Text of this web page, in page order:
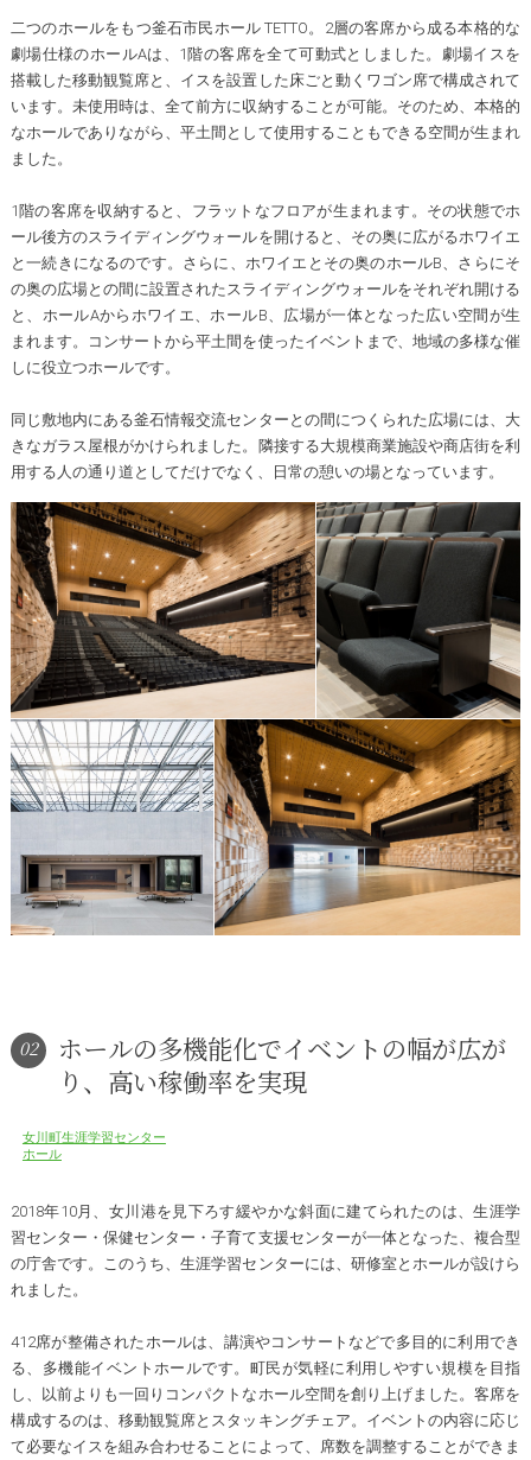
二つのホールをもつ釜石市民ホール TETTO。2層の客席から成る本格的な
劇場仕様のホールAは、1階の客席を全て可動式としました。劇場イスを
搭載した移動観覧席と、イスを設置した床ごと動くワゴン席で構成されて
います。未使用時は、全て前方に収納することが可能。そのため、本格的
なホールでありながら、平土間として使用することもできる空間が生まれ
ました。
1階の客席を収納すると、フラットなフロアが生まれます。その状態でホ
ール後方のスライディングウォールを開けると、その奥に広がるホワイエ
と一続きになるのです。さらに、ホワイエとその奥のホールB、さらにそ
の奥の広場との間に設置されたスライディングウォールをそれぞれ開ける
と、ホールAからホワイエ、ホールB、広場が一体となった広い空間が生
まれます。コンサートから平土間を使ったイベントまで、地域の多様な催
しに役立つホールです。
同じ敷地内にある釜石情報交流センターとの間につくられた広場には、大
きなガラス屋根がかけられました。隣接する大規模商業施設や商店街を利
用する人の通り道としてだけでなく、日常の憩いの場となっています。
02
ホールの多機能化でイベントの幅が広が
り、高い稼働率を実現
女川町生涯学習センター
ホール
2018年10月、女川港を見下ろす緩やかな斜面に建てられたのは、生涯学
習センター・保健センター・子育て支援センターが一体となった、複合型
の庁舎です。このうち、生涯学習センターには、研修室とホールが設けら
れました。
412席が整備されたホールは、講演やコンサートなどで多目的に利用でき
る、多機能イベントホールです。町民が気軽に利用しやすい規模を目指
し、以前よりも一回りコンパクトなホール空間を創り上げました。客席を
構成するのは、移動観覧席とスタッキングチェア。イベントの内容に応じ
て必要なイスを組み合わせることによって、席数を調整することができま